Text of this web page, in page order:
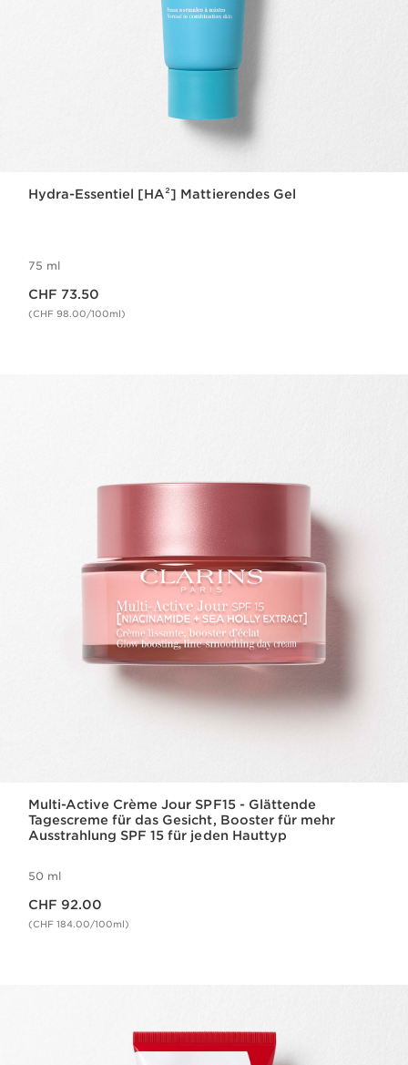
Hydra-Essentiel [HA²] Mattierendes Gel
75 ml
CHF 73.50
(CHF 98.00/100ml)
Multi-Active Crème Jour SPF15 - Glättende
Tagescreme für das Gesicht, Booster für mehr
Ausstrahlung SPF 15 für jeden Hauttyp
50 ml
CHF 92.00
(CHF 184.00/100ml)